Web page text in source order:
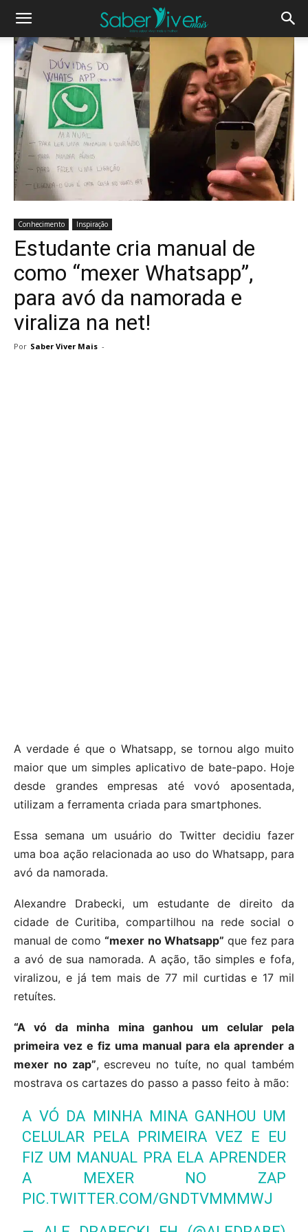
Conhecimento Inspiração
Estudante cria manual de
como “mexer Whatsapp”,
para avó da namorada e
viraliza na net!
Por Saber Viver Mais -
A verdade é que o Whatsapp, se tornou algo muito
maior que um simples aplicativo de bate-papo. Hoje
desde grandes empresas até vovó aposentada,
utilizam a ferramenta criada para smartphones.
Essa semana um usuário do Twitter decidiu fazer
uma boa ação relacionada ao uso do Whatsapp, para
avó da namorada.
Alexandre Drabecki, um estudante de direito da
cidade de Curitiba, compartilhou na rede social o
manual de como“mexer no Whatsapp” que fez para
a avó de sua namorada. A ação, tão simples e fofa,
viralizou, e já tem mais de 77 mil curtidas e 17 mil
retuítes.
“A vó da minha mina ganhou um celular pela
primeira vez e fiz uma manual para ela aprender a
mexer no zap”, escreveu no tuíte, no qual também
mostrava os cartazes do passo a passo feito à mão:
A VÓ DA MINHA MINA GANHOU UM
CELULAR PELA PRIMEIRA VEZ E EU
FIZ UM MANUAL PRA ELA APRENDER
A MEXER NO ZAP
PIC.TWITTER.COM/GNDTVMMMWJ